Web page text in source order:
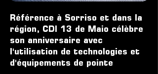
Référence à Sorriso et dans la
région, CDI 13 de Maio célèbre
son anniversaire avec
l'utilisation de technologies et
d'équipements de pointe